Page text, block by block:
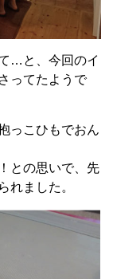
…と、今回のイ
ってたようで
っこひもでおん
との思いで、先
れました。